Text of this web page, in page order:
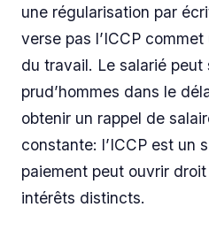
une régularisation par
verse pas l’ICCP
du travail. Le salarié peut
prud’hommes dans le
obtenir un rappel de
constante: l’ICCP est un
paiement peut ouvrir
intérêts distincts.